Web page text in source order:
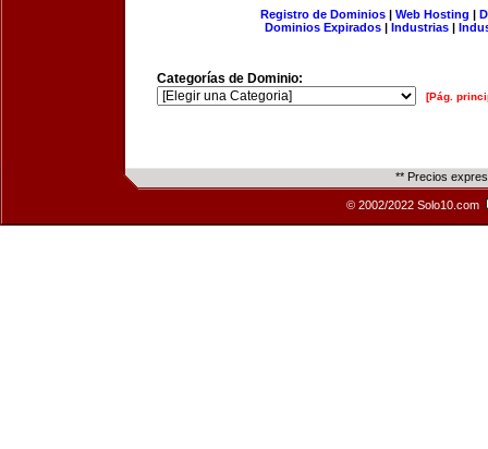
Registro de Dominios| Web Hosting |
Dominios Expirados | Industrias |
Categorías de Dominio:
[Pág.
** Precios
© 2002/2022 Solo10.com